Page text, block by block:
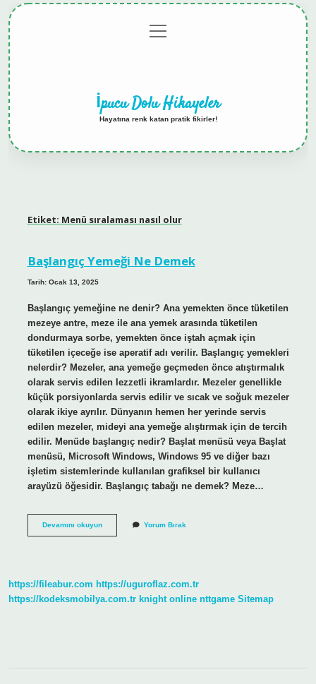
menüyü
aç
İpucu Dolu Hikayeler
Hayatına renk katan pratik fikirler!
Etiket: Menü sıralaması nasıl olur
Başlangıç Yemeği Ne Demek
Tarih: Ocak 13, 2025
Başlangıç yemeğine ne denir? Ana yemekten önce tüketilen
mezeye antre, meze ile ana yemek arasında tüketilen
dondurmaya sorbe, yemekten önce iştah açmak için
tüketilen içeceğe ise aperatif adı verilir. Başlangıç yemekleri
nelerdir? Mezeler, ana yemeğe geçmeden önce atıştırmalık
olarak servis edilen lezzetli ikramlardır. Mezeler genellikle
küçük porsiyonlarda servis edilir ve sıcak ve soğuk mezeler
olarak ikiye ayrılır. Dünyanın hemen her yerinde servis
edilen mezeler, mideyi ana yemeğe alıştırmak için de tercih
edilir. Menüde başlangıç nedir? Başlat menüsü veya Başlat
menüsü, Microsoft Windows, Windows 95 ve diğer bazı
işletim sistemlerinde kullanılan grafiksel bir kullanıcı
arayüzü öğesidir. Başlangıç tabağı ne demek? Meze…
Devamını okuyunBaşlangıç
Yorum Bırak
https://fileabur.com https://uguroflaz.com.tr
https://kodeksmobilya.com.tr knight online nttgame Sitemap